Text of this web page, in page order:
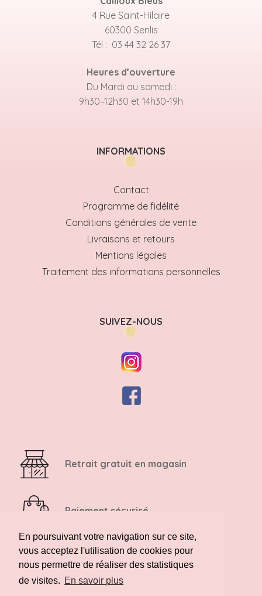
En poursuivant votre navigation sur ce site,
vous acceptez l'utilisation de cookies pour
nous permettre de réaliser des statistiques
de visites. En savoir plus
4 Rue Saint-Hilaire
60300 Senlis
Tél : 03 44 32 26 37
Heures d’ouverture
Du Mardi au samedi :
9h30–12h30 et 14h30-19h
INFORMATIONS
Contact
Programme de fidélité
Conditions générales de vente
Livraisons et retours
Mentions légales
Traitement des informations personnelles
SUIVEZ-NOUS
Retrait gratuit en magasin
Paiement sécurisé
Retour possible sous 14 jours